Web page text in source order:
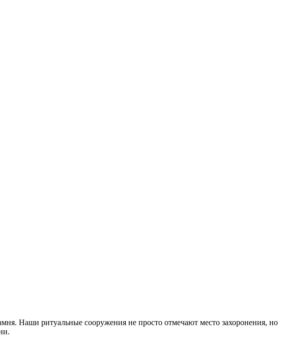
Наши ритуальные сооружения не просто отмечают место захоронения, но